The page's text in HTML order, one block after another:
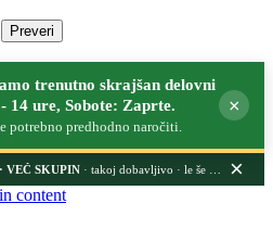
Preveri
trenutno skrajšan delovni
14 ure, Sobote: Zaprte.
potrebno predhodno naročiti.
×
· takoj dobavljivo · le še nekaj dni ×
content